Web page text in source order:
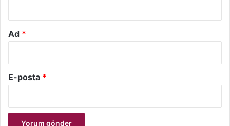
Ad *
E-posta *